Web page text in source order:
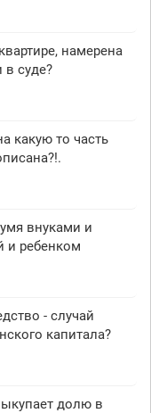
намерена
в суде?
какую то часть
внуками и
и ребенком
- случай
капитала?
долю в